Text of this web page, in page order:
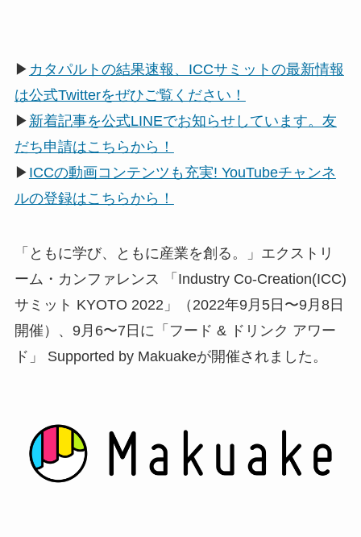
▶ カタパルトの結果速報、ICCサミットの最新情報
は公式Twitterをぜひご覧ください！
▶ 新着記事を公式LINEでお知らせしています。友
だち申請はこちらから！
▶ ICCの動画コンテンツも充実! YouTubeチャンネ
ルの登録はこちらから！
「ともに学び、ともに産業を創る。」エクストリ
ーム・カンファレンス 「Industry Co­-Creation(ICC)
サミット KYOTO 2022」（2022年9月5日〜9月8日
開催）、9月6〜7日に「フード & ドリンク アワー
ド」 Supported by Makuakeが開催されました。